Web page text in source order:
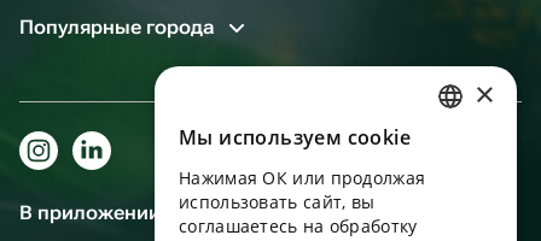
Популярные города
В приложении еще удобнее!
ENGLISH
UKRAINIAN
×
Мы используем сookie
Нажимая ОК или продолжая
использовать сайт, вы
соглашаетесь на обработку